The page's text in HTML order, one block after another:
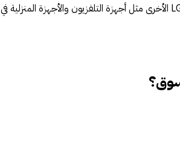
للمهتمين. وعلى الرغم من تراجعها في السوق، تستمر منتجات LG الأخرى مثل أجهزة التلفزيون والأجهزة المنزلية في